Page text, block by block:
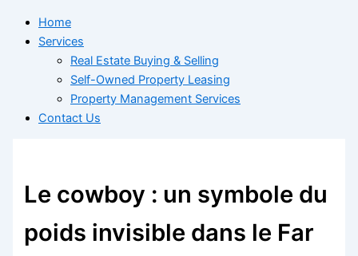
Home
Services
Real Estate Buying & Selling
Self-Owned Property Leasing
Property Management Services
Contact Us
Le cowboy : un symbole du
poids invisible dans le Far